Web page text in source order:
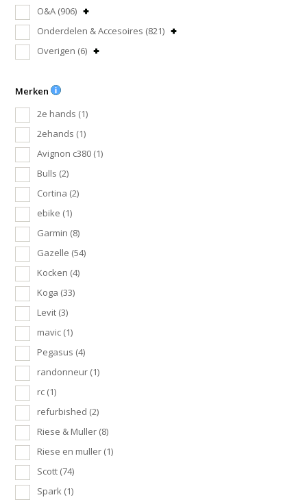
O&A (906)
Onderdelen & Accesoires (821)
Overigen (6)
Merken
2e hands (1)
2ehands (1)
Avignon c380 (1)
Bulls (2)
Cortina (2)
ebike (1)
Garmin (8)
Gazelle (54)
Kocken (4)
Koga (33)
Levit (3)
mavic (1)
Pegasus (4)
randonneur (1)
rc (1)
refurbished (2)
Riese & Muller (8)
Riese en muller (1)
Scott (74)
Spark (1)